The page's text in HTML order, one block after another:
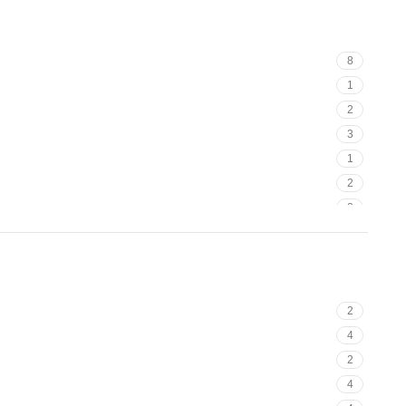
8
1
2
3
1
2
2
3
1
1
3
1
2
4
2
4